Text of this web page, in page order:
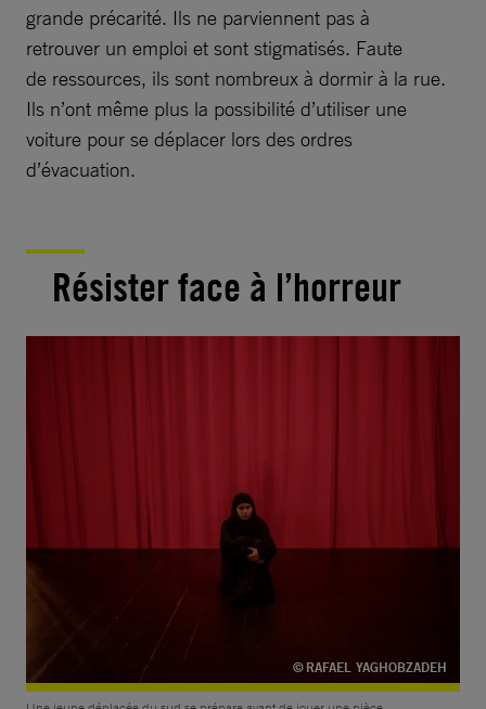
grande précarité. Ils ne parviennent pas à
retrouver un emploi et sont stigmatisés. Faute
de ressources, ils sont nombreux à dormir à la rue.
Ils n’ont même plus la possibilité d’utiliser une
voiture pour se déplacer lors des ordres
d’évacuation.
Résister face à l’horreur
© RAFAEL YAGHOBZADEH